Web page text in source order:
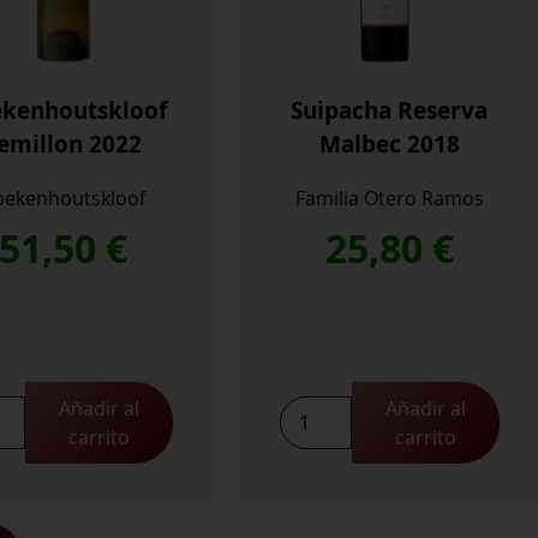
2022
51,50 €
Añadir al
carrito
Suipacha Reserva
Malbec 2018
Familia Otero Ramos
25,80 €
Suipacha
Reserva
Añadir al
carrito